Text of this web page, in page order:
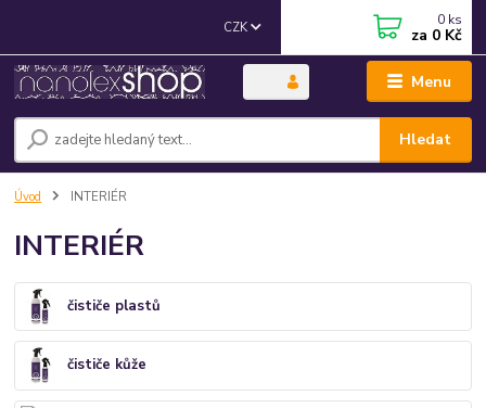
Menu
CZK
Hledat
0 ks
za 0 Kč
Úvod INTERIÉR
INTERIÉR
čističe plastů
čističe kůže